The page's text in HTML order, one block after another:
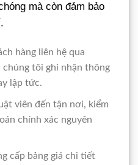
mà còn đảm bảo
hàng liên hệ qua
chúng tôi ghi nhận thông
lập tức.
viên đến tận nơi, kiểm
chính xác nguyên
cấp bảng giá chi tiết